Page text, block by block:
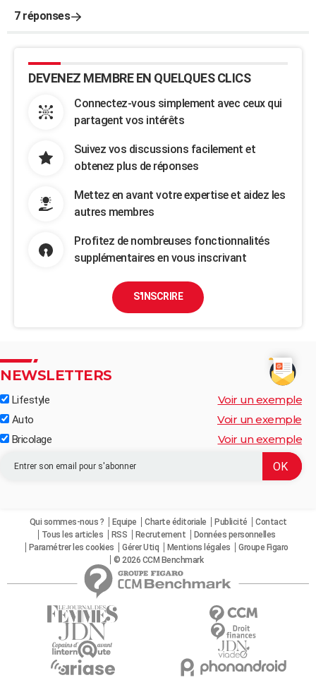
7 réponses
DEVENEZ MEMBRE EN QUELQUES CLICS
Connectez-vous simplement avec ceux qui
partagent vos intérêts
Suivez vos discussions facilement et
obtenez plus de réponses
Mettez en avant votre expertise et aidez les
autres membres
Profitez de nombreuses fonctionnalités
supplémentaires en vous inscrivant
S'INSCRIRE
NEWSLETTERS
Lifestyle Voir un exemple
Auto Voir un exemple
Bricolage Voir un exemple
Qui sommes-nous ? Equipe Charte éditoriale Publicité
Contact
Tous les articles
RSS Recrutement
Données personnelles
Paramétrer les cookies
Gérer Utiq Mentions légales
Groupe Figaro
© 2026 CCM Benchmark